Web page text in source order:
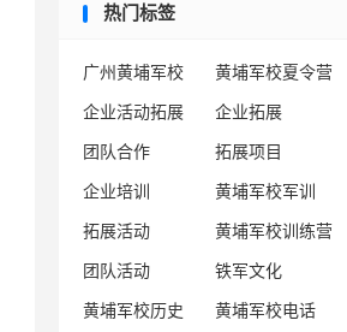
热门标签
广州黄埔军校 黄埔军校夏令营
企业活动拓展
企业拓展
团队合作
拓展项目
企业培训
黄埔军校军训
拓展活动
黄埔军校训练营
团队活动
铁军文化
黄埔军校历史
黄埔军校电话